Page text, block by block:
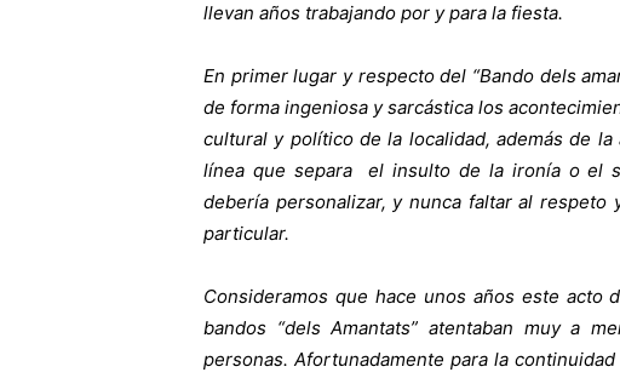
llevan años trabajando por y para la fiesta.
En primer lugar y respecto del “Bando dels
de forma ingeniosa y sarcástica los
cultural y político de la localidad, además de
línea que separa el insulto de la ironía o el
debería personalizar, y nunca faltar al
particular.
Consideramos que hace unos años este
bandos “dels Amantats” atentaban muy a
personas. Afortunadamente para la